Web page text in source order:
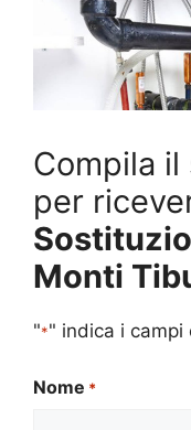
Compila
per
Monti
"*" indica i campi
Nome *